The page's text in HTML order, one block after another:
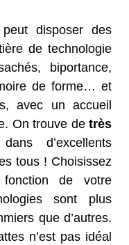
disposer des
de technologie
biportance,
de forme… et
avec un accueil
On trouve de très
d’excellents
tous ! Choisissez
de votre
sont plus
que d’autres.
n’est pas idéal